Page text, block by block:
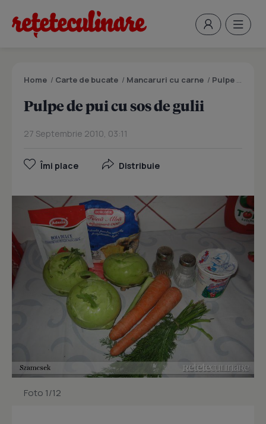
Home / Carte de bucate / Mancaruri cu carne / Pulpe de pui cu sos de gulii
Pulpe de pui cu sos de gulii
27 Septembrie 2010, 03:11
Îmi place Distribuie
Foto 1/12